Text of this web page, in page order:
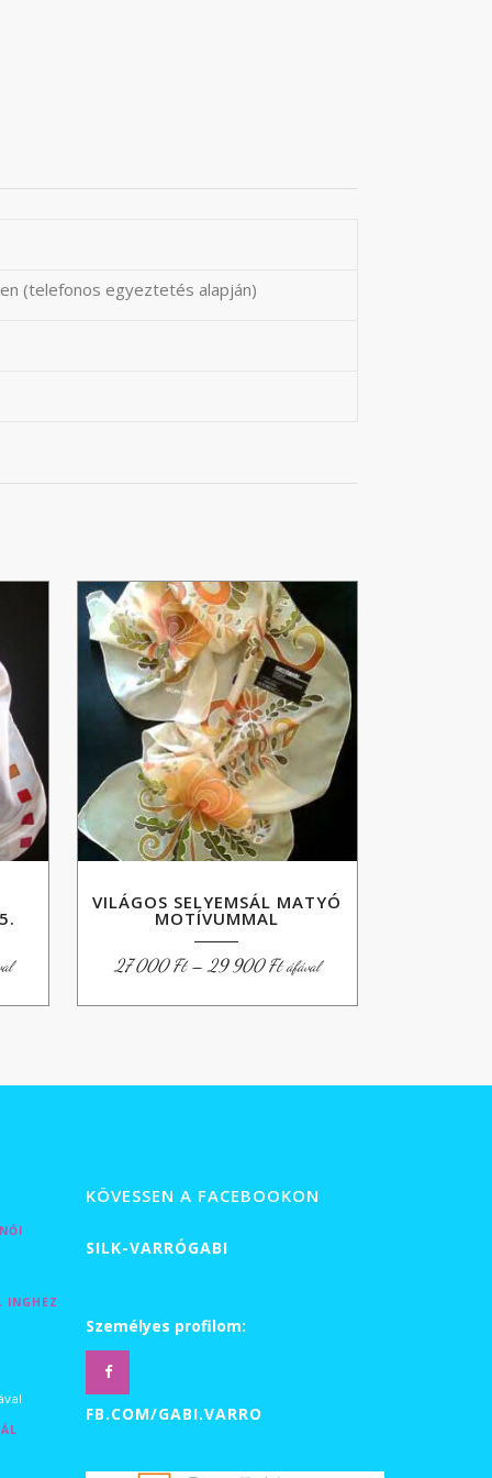
(telefonos egyeztetés alapján)
VILÁGOS SELYEMSÁL MATYÓ
MOTÍVUMMAL
27 000Ft – 29 900FtÁrtartomány:
27
-
áfával
INGHEZ
KÖVESSEN A FACEBOOKON
SILK-VARRÓGABI
Személyes profilom:
FB.COM/GABI.VARRO